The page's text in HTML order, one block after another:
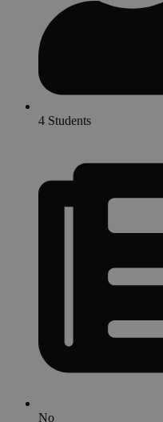
4 Students
No